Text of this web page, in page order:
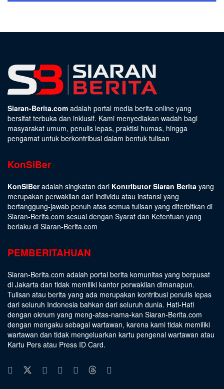
Siaran-Berita.com adalah portal media berita online yang
bersifat terbuka dan inklusif. Kami menyediakan wadah bagi
masyarakat umum, penulis lepas, praktisi humas, hingga
pengamat untuk berkontribusi dalam bentuk tulisan
KonSiBer
KonSiBeradalah singkatan dari Kontributor Siaran Berita yang
merupakan perwakilan dari individu atau instansi yang
bertanggung-jawab penuh atas semua tulisan yang diterbitkan di
Siaran-Berita.com sesuai dengan Syarat dan Ketentuan yang
berlaku di Siaran-Berita.com
PEMBERITAHUAN
Siaran-Berita.com adalah portal berita komunitas yang berpusat
di Jakarta dan tidak memiliki kantor perwakilan dimanapun.
Tulisan atau berita yang ada merupakan kontribusi penulis lepas
dari seluruh Indonesia bahkan dari seluruh dunia. Hati-Hati
dengan oknum yang meng-atas-nama-kan Siaran-Berita.com
dengan mengaku sebagai wartawan, karena kami tidak memiliki
wartawan dan tidak mengeluarkan kartu pengenal wartawan atau
Kartu Pers atau Press ID Card.